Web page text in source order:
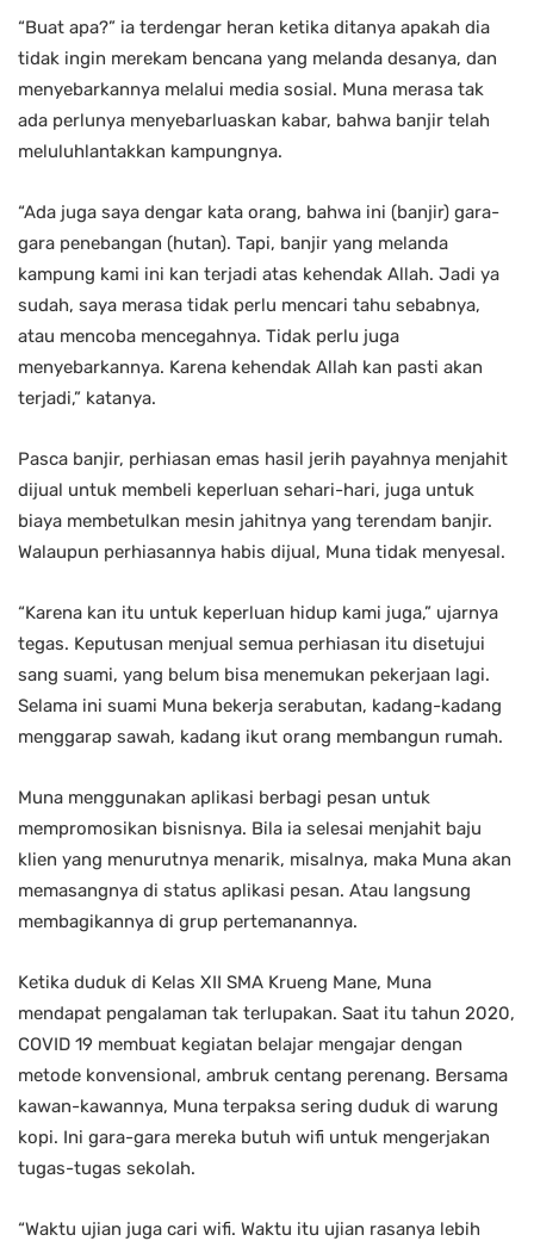
“Buat apa?” ia terdengar heran ketika ditanya apakah dia
tidak ingin merekam bencana yang melanda desanya, dan
menyebarkannya melalui media sosial. Muna merasa tak
ada perlunya menyebarluaskan kabar, bahwa banjir telah
meluluhlantakkan kampungnya.
“Ada juga saya dengar kata orang, bahwa ini (banjir) gara-
gara penebangan (hutan). Tapi, banjir yang melanda
kampung kami ini kan terjadi atas kehendak Allah. Jadi ya
sudah, saya merasa tidak perlu mencari tahu sebabnya,
atau mencoba mencegahnya. Tidak perlu juga
menyebarkannya. Karena kehendak Allah kan pasti akan
terjadi,” katanya.
Pasca banjir, perhiasan emas hasil jerih payahnya menjahit
dijual untuk membeli keperluan sehari-hari, juga untuk
biaya membetulkan mesin jahitnya yang terendam banjir.
Walaupun perhiasannya habis dijual, Muna tidak menyesal.
“Karena kan itu untuk keperluan hidup kami juga,” ujarnya
tegas. Keputusan menjual semua perhiasan itu disetujui
sang suami, yang belum bisa menemukan pekerjaan lagi.
Selama ini suami Muna bekerja serabutan, kadang-kadang
menggarap sawah, kadang ikut orang membangun rumah.
Muna menggunakan aplikasi berbagi pesan untuk
mempromosikan bisnisnya. Bila ia selesai menjahit baju
klien yang menurutnya menarik, misalnya, maka Muna akan
memasangnya di status aplikasi pesan. Atau langsung
membagikannya di grup pertemanannya.
Ketika duduk di Kelas XII SMA Krueng Mane, Muna
mendapat pengalaman tak terlupakan. Saat itu tahun 2020,
COVID 19 membuat kegiatan belajar mengajar dengan
metode konvensional, ambruk centang perenang. Bersama
kawan-kawannya, Muna terpaksa sering duduk di warung
kopi. Ini gara-gara mereka butuh wifi untuk mengerjakan
tugas-tugas sekolah.
“Waktu ujian juga cari wifi. Waktu itu ujian rasanya lebih